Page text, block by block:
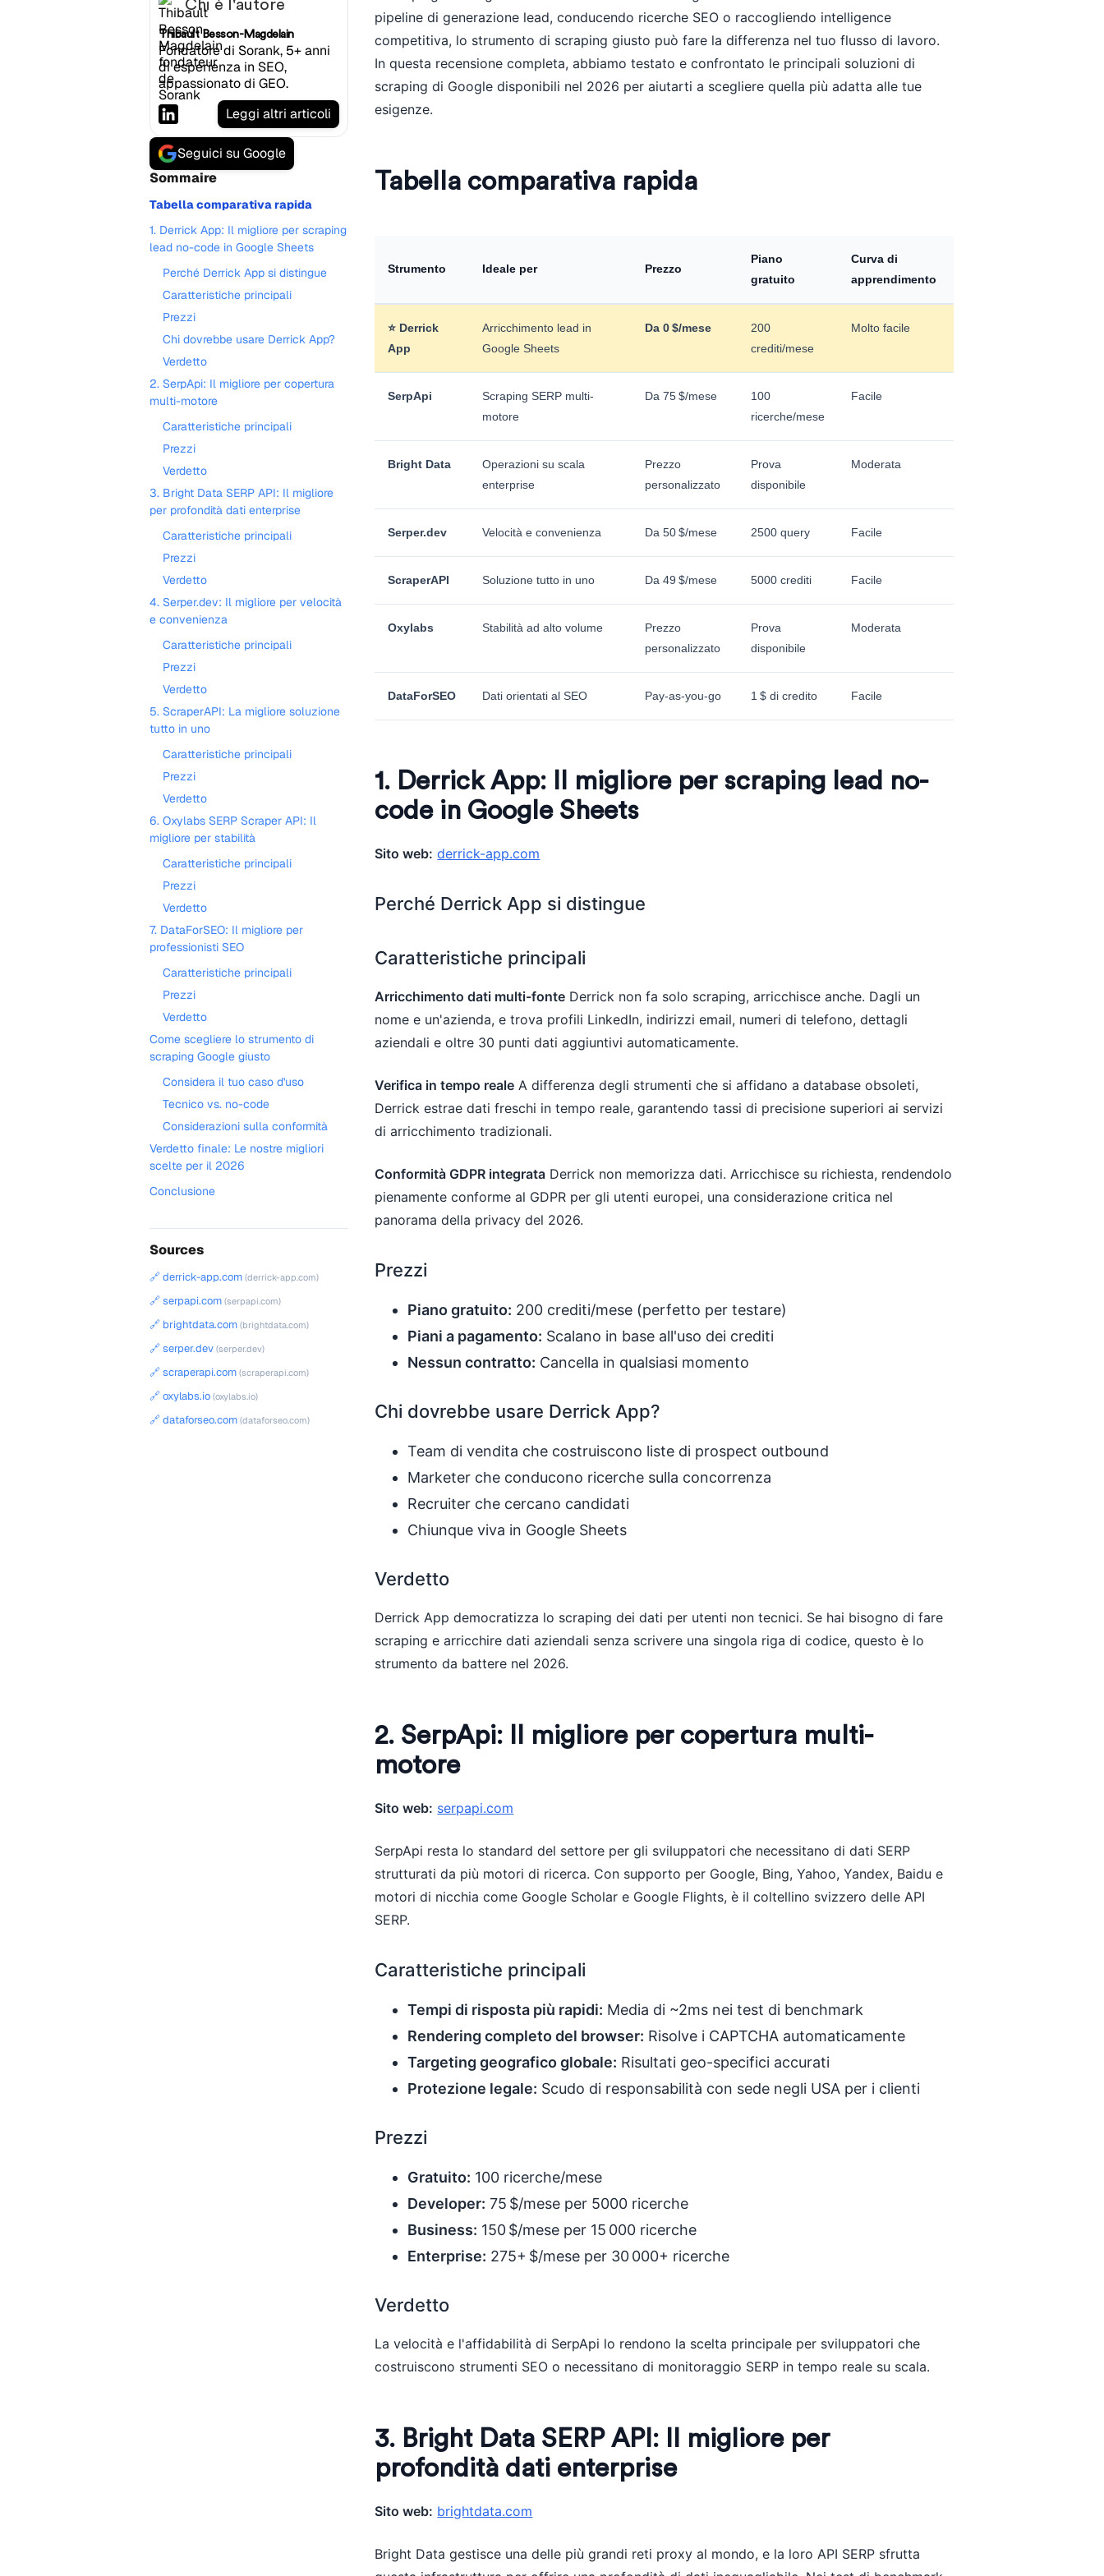
Chi è l'autore
Thibault Besson-Magdelain
Fondatore di Sorank, 5+ anni
di esperienza in SEO,
appassionato di GEO.
Leggi altri articoli
Seguici su Google
Sommaire
Tabella comparativa rapida
1. Derrick App: Il migliore per scraping
lead no-code in Google Sheets
Perché Derrick App si distingue
Caratteristiche principali
Prezzi
Chi dovrebbe usare Derrick App?
Verdetto
2. SerpApi: Il migliore per copertura
multi-motore
Caratteristiche principali
Prezzi
Verdetto
3. Bright Data SERP API: Il migliore
per profondità dati enterprise
Caratteristiche principali
Prezzi
Verdetto
4. Serper.dev: Il migliore per velocità
e convenienza
Caratteristiche principali
Prezzi
Verdetto
5. ScraperAPI: La migliore soluzione
tutto in uno
Caratteristiche principali
Prezzi
Verdetto
6. Oxylabs SERP Scraper API: Il
migliore per stabilità
Caratteristiche principali
Prezzi
Verdetto
7. DataForSEO: Il migliore per
professionisti SEO
Caratteristiche principali
Prezzi
Verdetto
Come scegliere lo strumento di
scraping Google giusto
Considera il tuo caso d'uso
Tecnico vs. no-code
Considerazioni sulla conformità
Verdetto finale: Le nostre migliori
scelte per il 2026
Conclusione
Sources
🔗 derrick-app.com (derrick-app.com)
🔗 serpapi.com (serpapi.com)
🔗 brightdata.com (brightdata.com)
🔗 serper.dev (serper.dev)
🔗 scraperapi.com (scraperapi.com)
🔗 oxylabs.io (oxylabs.io)
🔗 dataforseo.com (dataforseo.com)
pipeline di generazione lead, conducendo ricerche SEO o raccogliendo intelligence
competitiva, lo strumento di scraping giusto può fare la differenza nel tuo flusso di lavoro.
In questa recensione completa, abbiamo testato e confrontato le principali soluzioni di
scraping di Google disponibili nel 2026 per aiutarti a scegliere quella più adatta alle tue
esigenze.
Tabella comparativa rapida
Strumento Ideale per Prezzo
Piano
gratuito
Curva di
apprendimento
⭐ Derrick
App
Arricchimento lead in
Google Sheets
Da 0 $/mese
200
crediti/mese
Molto facile
SerpApi
Scraping SERP multi-
motore
Da 75 $/mese
100
ricerche/mese
Facile
Bright Data
Operazioni su scala
enterprise
Prezzo
personalizzato
Prova
disponibile
Moderata
Serper.dev Velocità e convenienza Da 50 $/mese 2500 query Facile
ScraperAPI Soluzione tutto in uno Da 49 $/mese 5000 crediti Facile
Oxylabs Stabilità ad alto volume
Prezzo
personalizzato
Prova
disponibile
Moderata
DataForSEO Dati orientati al SEO Pay-as-you-go 1 $ di credito Facile
1. Derrick App: Il migliore per scraping lead no-
code in Google Sheets
Sito web: derrick-app.com
Perché Derrick App si distingue
Caratteristiche principali
Arricchimento dati multi-fonte Derrick non fa solo scraping, arricchisce anche. Dagli un
nome e un'azienda, e trova profili LinkedIn, indirizzi email, numeri di telefono, dettagli
aziendali e oltre 30 punti dati aggiuntivi automaticamente.
Verifica in tempo reale A differenza degli strumenti che si affidano a database obsoleti,
Derrick estrae dati freschi in tempo reale, garantendo tassi di precisione superiori ai servizi
di arricchimento tradizionali.
Conformità GDPR integrata Derrick non memorizza dati. Arricchisce su richiesta, rendendolo
pienamente conforme al GDPR per gli utenti europei, una considerazione critica nel
panorama della privacy del 2026.
Prezzi
Piano gratuito: 200 crediti/mese (perfetto per testare)
Piani a pagamento: Scalano in base all'uso dei crediti
Nessun contratto: Cancella in qualsiasi momento
Chi dovrebbe usare Derrick App?
Team di vendita che costruiscono liste di prospect outbound
Marketer che conducono ricerche sulla concorrenza
Recruiter che cercano candidati
Chiunque viva in Google Sheets
Verdetto
Derrick App democratizza lo scraping dei dati per utenti non tecnici. Se hai bisogno di fare
scraping e arricchire dati aziendali senza scrivere una singola riga di codice, questo è lo
strumento da battere nel 2026.
2. SerpApi: Il migliore per copertura multi-
motore
Sito web: serpapi.com
SerpApi resta lo standard del settore per gli sviluppatori che necessitano di dati SERP
strutturati da più motori di ricerca. Con supporto per Google, Bing, Yahoo, Yandex, Baidu e
motori di nicchia come Google Scholar e Google Flights, è il coltellino svizzero delle API
SERP.
Caratteristiche principali
Tempi di risposta più rapidi: Media di ~2ms nei test di benchmark
Rendering completo del browser: Risolve i CAPTCHA automaticamente
Targeting geografico globale: Risultati geo-specifici accurati
Protezione legale: Scudo di responsabilità con sede negli USA per i clienti
Prezzi
Gratuito: 100 ricerche/mese
Developer: 75 $/mese per 5000 ricerche
Business: 150 $/mese per 15 000 ricerche
Enterprise: 275+ $/mese per 30 000+ ricerche
Verdetto
La velocità e l'affidabilità di SerpApi lo rendono la scelta principale per sviluppatori che
costruiscono strumenti SEO o necessitano di monitoraggio SERP in tempo reale su scala.
3. Bright Data SERP API: Il migliore per
profondità dati enterprise
Sito web: brightdata.com
Bright Data gestisce una delle più grandi reti proxy al mondo, e la loro API SERP sfrutta